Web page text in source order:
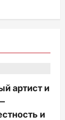
артист и
и